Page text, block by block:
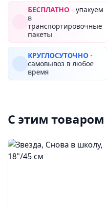
БЕСПЛАТНО - упакуем
в
транспортировочные
пакеты
КРУГЛОСУТОЧНО -
самовывоз в любое
время
С этим